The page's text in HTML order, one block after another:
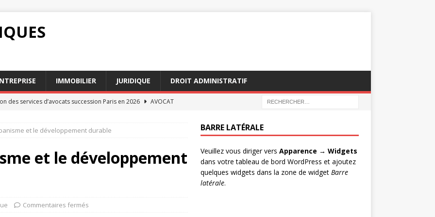
IMMOBILIER JURIDIQUE DROIT ADMINISTRATIF
des services d’avocats succession Paris en 2026
AVOCAT
influencent le barème pension alimentaire en 2026
et le développement durable
et le développement
Commentaires fermés
BARRE LATÉRALE
Veuillez vous diriger vers Apparence → Widgets
dans votre tableau de bord WordPress et ajoutez
quelques widgets dans la zone de widget Barre
latérale.